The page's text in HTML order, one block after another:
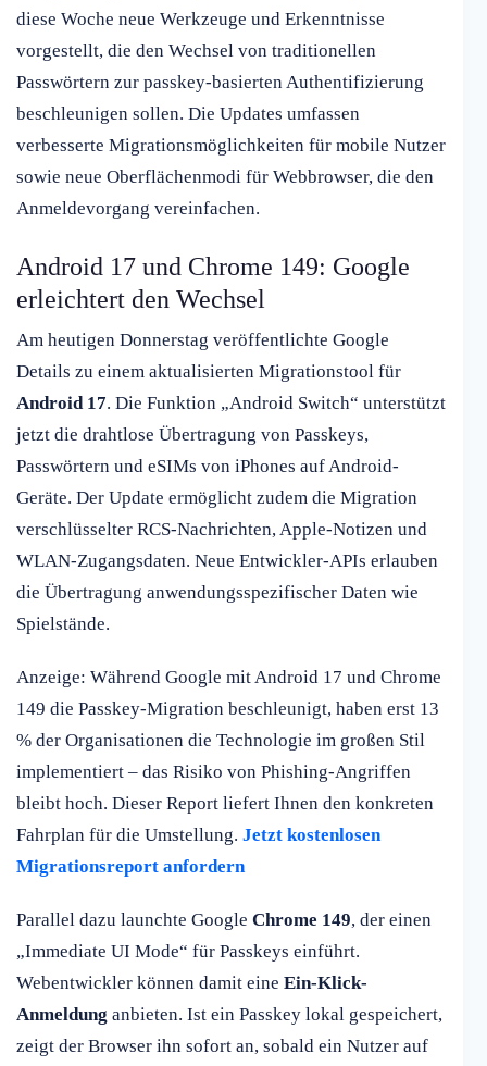
diese Woche neue Werkzeuge und Erkenntnisse
vorgestellt, die den Wechsel von traditionellen
Passwörtern zur passkey-basierten Authentifizierung
beschleunigen sollen. Die Updates umfassen
verbesserte Migrationsmöglichkeiten für mobile Nutzer
sowie neue Oberflächenmodi für Webbrowser, die den
Anmeldevorgang vereinfachen.
Android 17 und Chrome 149: Google
erleichtert den Wechsel
Am heutigen Donnerstag veröffentlichte Google
Details zu einem aktualisierten Migrationstool für
Android 17. Die Funktion „Android Switch“ unterstützt
jetzt die drahtlose Übertragung von Passkeys,
Passwörtern und eSIMs von iPhones auf Android-
Geräte. Der Update ermöglicht zudem die Migration
verschlüsselter RCS-Nachrichten, Apple-Notizen und
WLAN-Zugangsdaten. Neue Entwickler-APIs erlauben
die Übertragung anwendungsspezifischer Daten wie
Spielstände.
Anzeige: Während Google mit Android 17 und Chrome
149 die Passkey-Migration beschleunigt, haben erst 13
% der Organisationen die Technologie im großen Stil
implementiert – das Risiko von Phishing-Angriffen
bleibt hoch. Dieser Report liefert Ihnen den konkreten
Fahrplan für die Umstellung. Jetzt kostenlosen
Migrationsreport anfordern
Parallel dazu launchte Google Chrome 149, der einen
„Immediate UI Mode“ für Passkeys einführt.
Webentwickler können damit eine Ein-Klick-
Anmeldung anbieten. Ist ein Passkey lokal gespeichert,
zeigt der Browser ihn sofort an, sobald ein Nutzer auf